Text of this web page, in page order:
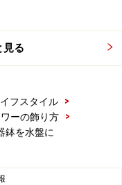
見る
フスタイル
>
ーの飾り方
>
鉢を水盤に